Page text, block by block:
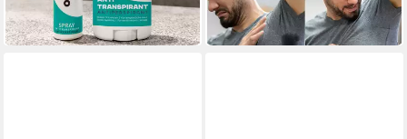
-14%
in 4-5 Werktagen bei dir